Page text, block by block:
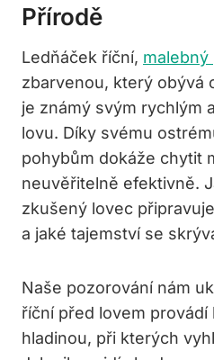
Přírodě
Ledňáček říční, malebný
zbarvenou, který obývá
je známý svým rychlým
lovu. Díky svému
pohybům dokáže chytit
neuvěřitelně efektivně.
zkušený lovec
a jaké tajemství se
Naše pozorování nám
říční před lovem
hladinou, při kterých